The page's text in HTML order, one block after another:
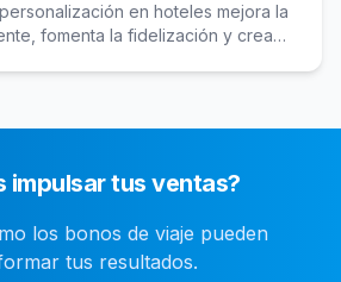
en hoteles mejora la
fomenta la fidelización y crea
impulsar tus ventas?
los bonos de viaje pueden
tus resultados.